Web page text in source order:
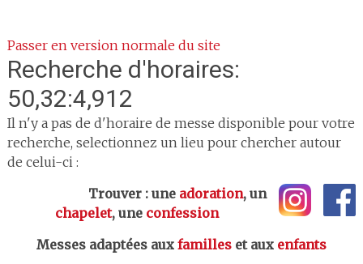
Passer en version normale du site
Recherche d'horaires:
50,32:4,912
Il n'y a pas de d'horaire de messe disponible pour votre
recherche, selectionnez un lieu pour chercher autour
de celui-ci :
Trouver : une adoration, un
chapelet, une confession
Messes adaptées aux familleset aux enfants